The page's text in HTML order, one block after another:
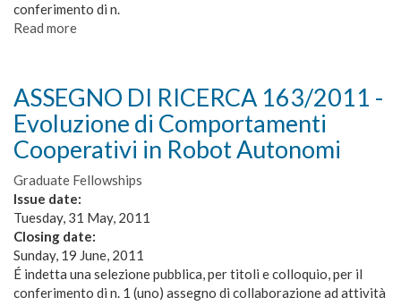
conferimento di n.
Read more
164/2011
-
Sviluppo
di
nuove
metodologie
per
il
progetto
e
l’implementazione
ASSEGNO DI RICERCA 163/2011 -
Evoluzione di Comportamenti
Cooperativi in Robot Autonomi
Graduate Fellowships
Issue date:
Tuesday, 31 May, 2011
Closing date:
Sunday, 19 June, 2011
É indetta una selezione pubblica, per titoli e colloquio, per il
conferimento di n. 1 (uno) assegno di collaborazione ad attività